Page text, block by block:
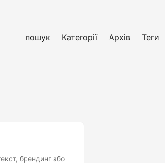
пошук Категорії Архів Теги
брендинг або